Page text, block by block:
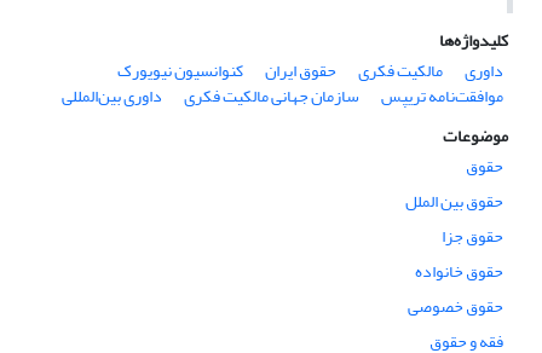
کلیدواژه‌ها
داوری
مالکیت فکری حقوق ایران کنوانسیون نیویورک
موافقت‌نامه تریپس سازمان جهانی مالکیت فکری
داوری بین‌المللی
موضوعات
حقوق
حقوق بین الملل
حقوق جزا
حقوق خانواده
حقوق خصوصی
فقه و حقوق